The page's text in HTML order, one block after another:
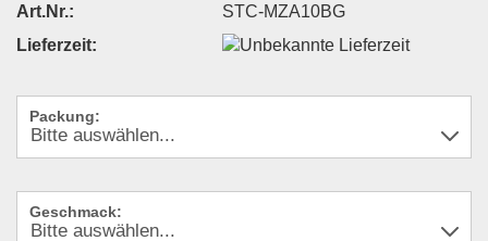
Art.Nr.:
STC-MZA10BG
Lieferzeit:
Packung:
Geschmack: